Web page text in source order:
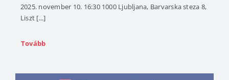
2025. november 10. 16:30 1000 Ljubljana, Barvarska steza 8,
Liszt [...]
Tovább